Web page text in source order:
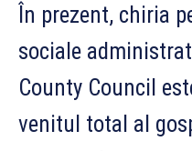
În prezent, chiria
sociale
County Council
venitul total al